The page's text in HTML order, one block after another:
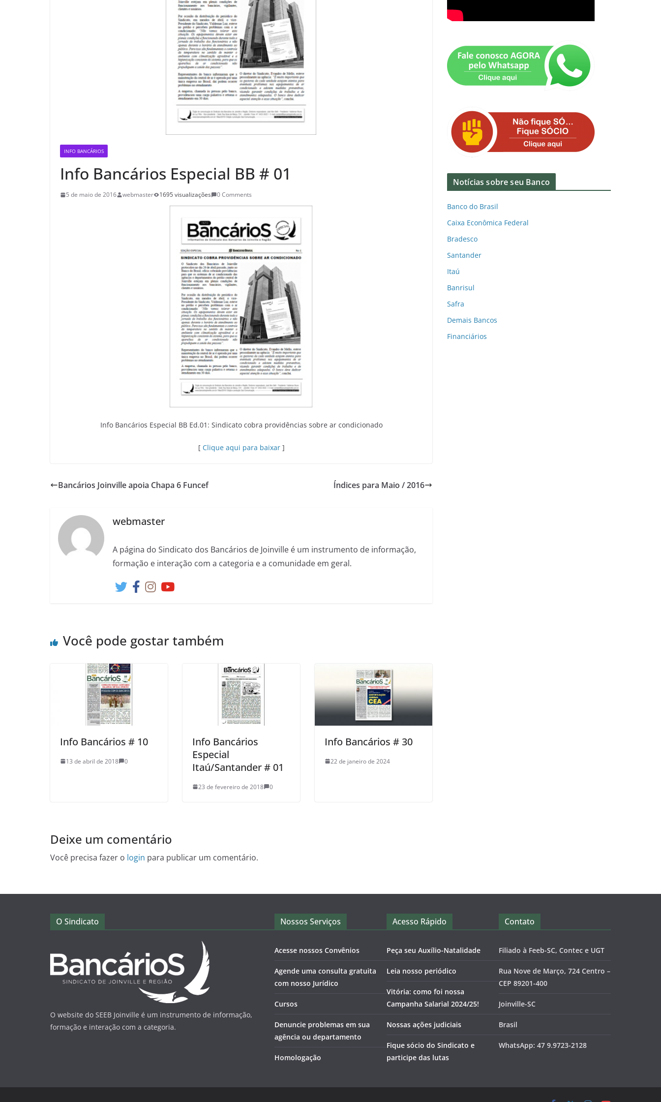
INFO BANCÁRIOS
Info Bancários Especial BB # 01
5 de maio de 2016 webmaster 1695 visualizações 0 Comments
Info Bancários Especial BB Ed.01: Sindicato cobra providências sobre ar condicionado
[ Clique aqui para baixar]
Bancários Joinville apoia Chapa 6 Funcef Índices para Maio / 2016
webmaster
A página do Sindicato dos Bancários de Joinville é um instrumento de informação,
formação e interação com a categoria e a comunidade em geral.
Você pode gostar também
Info Bancários # 10
13 de abril de 2018 0
Info Bancários
Especial
Itaú/Santander # 01
23 de fevereiro de 2018 0
Info Bancários # 30
22 de janeiro de 2024
Deixe um comentário
Você precisa fazer o login para publicar um comentário.
Notícias sobre seu Banco
Banco do Brasil
Caixa Econômica Federal
Bradesco
Santander
Itaú
Banrisul
Safra
Demais Bancos
Financiários
O Sindicato
O website do SEEB Joinville é um instrumento de informação,
formação e interação com a categoria.
Nossos Serviços
Acesse nossos Convênios
Agende uma consulta gratuita
com nosso Jurídico
Cursos
Denuncie problemas em sua
agência ou departamento
Homologação
Acesso Rápido
Peça seu Auxílio-Natalidade
Leia nosso periódico
Vitória: como foi nossa
Campanha Salarial 2024/25!
Nossas ações judiciais
Fique sócio do Sindicato e
participe das lutas
Contato
Filiado à Feeb-SC, Contec e UGT
Rua Nove de Março, 724 Centro –
CEP 89201-400
Joinville-SC
Brasil
WhatsApp: 47 9.9723-2128